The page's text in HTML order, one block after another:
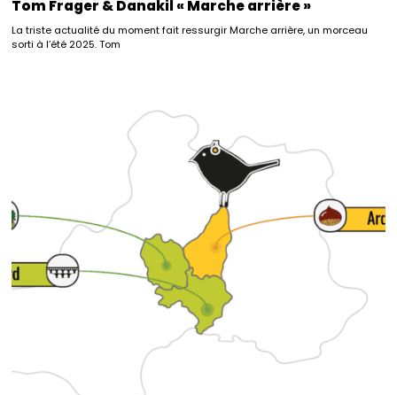
Tom Frager & Danakil « Marche arrière »
La triste actualité du moment fait ressurgir Marche arrière, un morceau
sorti à l’été 2025. Tom